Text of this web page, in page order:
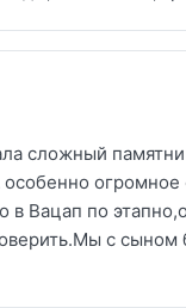
сложный
Вацап по
с